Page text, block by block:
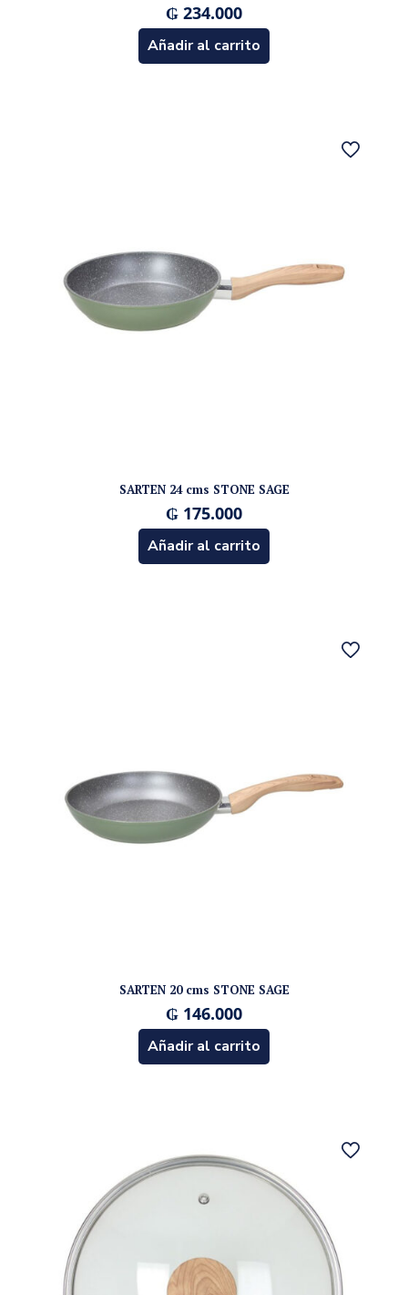
₲ 234.000
Añadir al carrito
SARTEN 24 cms STONE SAGE
₲ 175.000
Añadir al carrito
SARTEN 20 cms STONE SAGE
₲ 146.000
Añadir al carrito